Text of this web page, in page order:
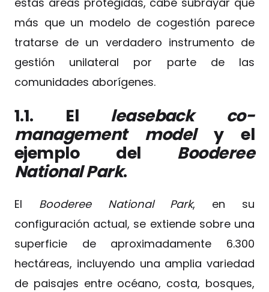
más que un modelo de cogestión parece
tratarse de un verdadero instrumento de
gestión unilateral por parte de las
comunidades aborígenes.
1.1. El leaseback co-
management model y el
ejemplo del Booderee
National Park.
El Booderee National Park, en su
configuración actual, se extiende sobre una
superficie de aproximadamente 6.300
hectáreas, incluyendo una amplia variedad
de paisajes entre océano, costa, bosques,